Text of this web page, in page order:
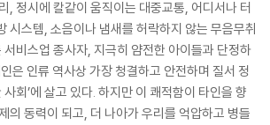
, 정시에 칼같이 움직이는 대중교통, 어디서나 터
시스템, 소음이나 냄새를 허락하지 않는 무음무취
비스업 종사자, 지극히 얌전한 아이들과 단정하
은 인류 역사상 가장 청결하고 안전하며 질서 정
사회’에 살고 있다. 하지만 이 쾌적함이 타인을 향
의 동력이 되고, 더 나아가 우리를 억압하고 병들